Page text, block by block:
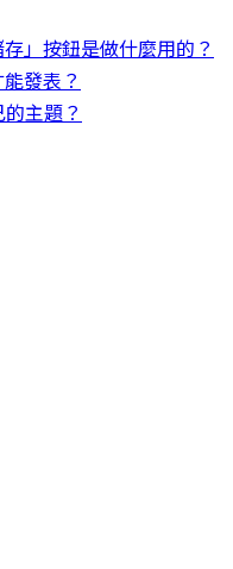
」按鈕是做什麼用的？
發表？
主題？